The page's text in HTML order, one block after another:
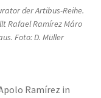
der Artibus-Reihe.
Rafael Ramírez Máro
Foto: D. Müller
Ramírez in